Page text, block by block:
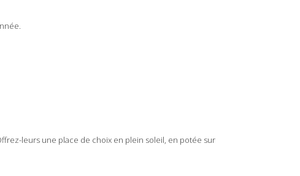
leurs une place de choix en plein soleil, en potée sur